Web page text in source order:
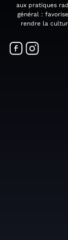
aux pratiques
général :
rendre la